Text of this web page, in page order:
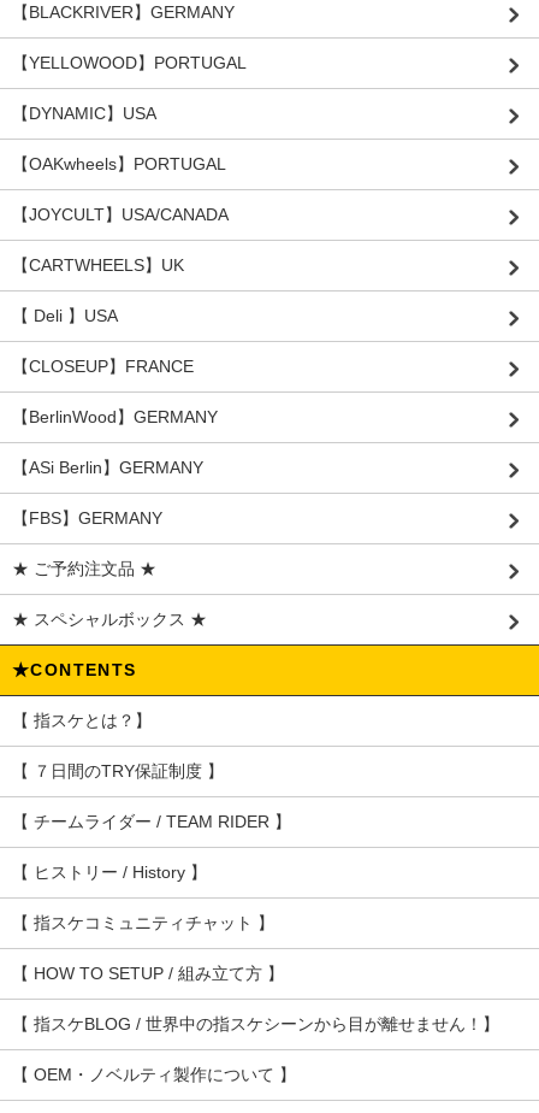
【BLACKRIVER】GERMANY
【YELLOWOOD】PORTUGAL
【DYNAMIC】USA
【OAKwheels】PORTUGAL
【JOYCULT】USA/CANADA
【CARTWHEELS】UK
【 Deli 】USA
【CLOSEUP】FRANCE
【BerlinWood】GERMANY
【ASi Berlin】GERMANY
【FBS】GERMANY
★ ご予約注文品 ★
★ スペシャルボックス ★
★CONTENTS
【 指スケとは？】
【 ７日間のTRY保証制度 】
【 チームライダー / TEAM RIDER 】
【 ヒストリー / History 】
【 指スケコミュニティチャット 】
【 HOW TO SETUP / 組み立て方 】
【 指スケBLOG / 世界中の指スケシーンから目が離せません！】
【 OEM・ノベルティ製作について 】